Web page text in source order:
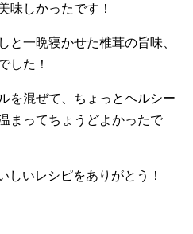
味しかったです！
と一晩寝かせた椎茸の旨味、
した！
を混ぜて、ちょっとヘルシー
まってちょうどよかったで
しいレシピをありがとう！